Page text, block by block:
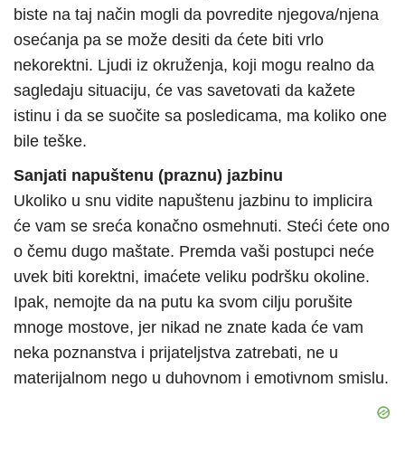
biste na taj način mogli da povredite njegova/njena
osećanja pa se može desiti da ćete biti vrlo
nekorektni. Ljudi iz okruženja, koji mogu realno da
sagledaju situaciju, će vas savetovati da kažete
istinu i da se suočite sa posledicama, ma koliko one
bile teške.
Sanjati napuštenu (praznu) jazbinu
Ukoliko u snu vidite napuštenu jazbinu to implicira
će vam se sreća konačno osmehnuti. Steći ćete ono
o čemu dugo maštate. Premda vaši postupci neće
uvek biti korektni, imaćete veliku podršku okoline.
Ipak, nemojte da na putu ka svom cilju porušite
mnoge mostove, jer nikad ne znate kada će vam
neka poznanstva i prijateljstva zatrebati, ne u
materijalnom nego u duhovnom i emotivnom smislu.